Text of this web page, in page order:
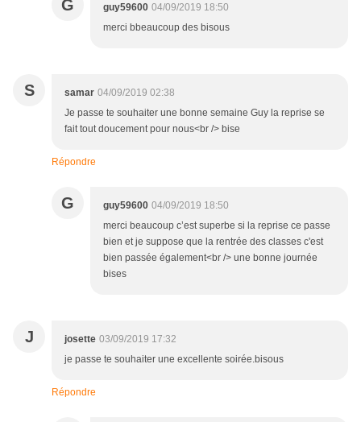
G guy59600 04/09/2019 18:50
merci bbeaucoup des bisous
S samar 04/09/2019 02:38
Je passe te souhaiter une bonne semaine Guy la reprise se
fait tout doucement pour nous<br /> bise
Répondre
G guy59600 04/09/2019 18:50
merci beaucoup c’est superbe si la reprise ce passe
bien et je suppose que la rentrée des classes c'est
bien passée également<br /> une bonne journée
bises
J josette 03/09/2019 17:32
je passe te souhaiter une excellente soirée.bisous
Répondre